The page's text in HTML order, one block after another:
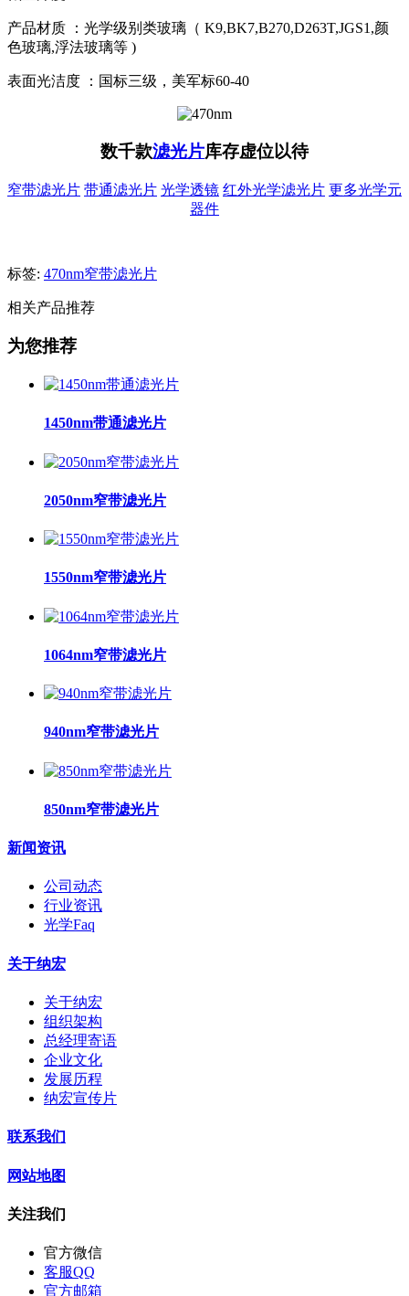
产品材质 ：光学级别类玻璃（ K9,BK7,B270,D263T,JGS1,颜
色玻璃,浮法玻璃等 )
表面光洁度 ：国标三级，美军标60-40
数千款滤光片库存虚位以待
窄带滤光片 带通滤光片 光学透镜 红外光学滤光片 更多光学元
器件
标签: 470nm窄带滤光片
相关产品推荐
为您推荐
1450nm带通滤光片
2050nm窄带滤光片
1550nm窄带滤光片
1064nm窄带滤光片
940nm窄带滤光片
850nm窄带滤光片
新闻资讯
公司动态
行业资讯
光学Faq
关于纳宏
关于纳宏
组织架构
总经理寄语
企业文化
发展历程
纳宏宣传片
联系我们
网站地图
关注我们
官方微信
客服QQ
官方邮箱